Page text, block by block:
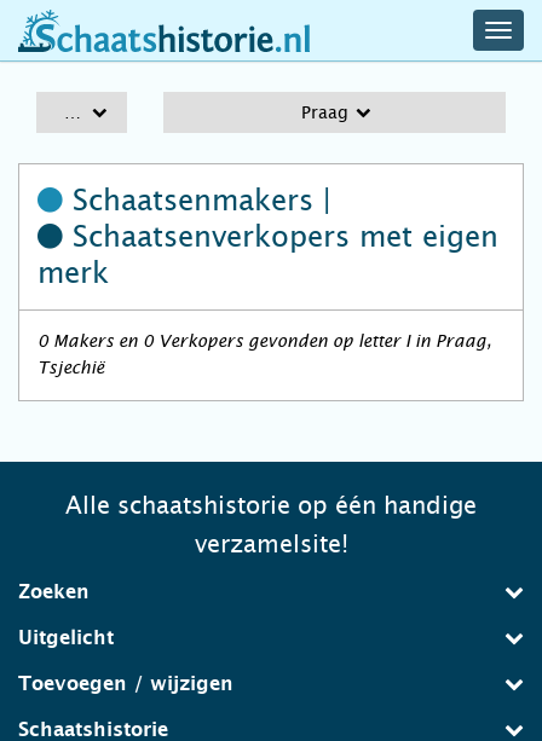
schaatshistorie.nl
Praag
Schaatsenmakers |
Schaatsenverkopers met eigen
merk
0 Makers en 0 Verkopers gevonden op letter I in Praag,
Tsjechië
Alle schaatshistorie op één handige
verzamelsite!
Zoeken
Uitgelicht
Toevoegen / wijzigen
Schaatshistorie